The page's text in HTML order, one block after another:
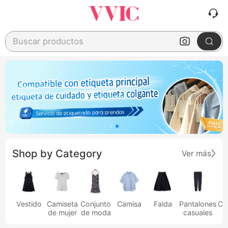
Buscar productos
Shop by Category Ver más
Vestido
Camiseta
de mujer
Conjunto
de moda
Camisa Falda
Pantalones
casuales